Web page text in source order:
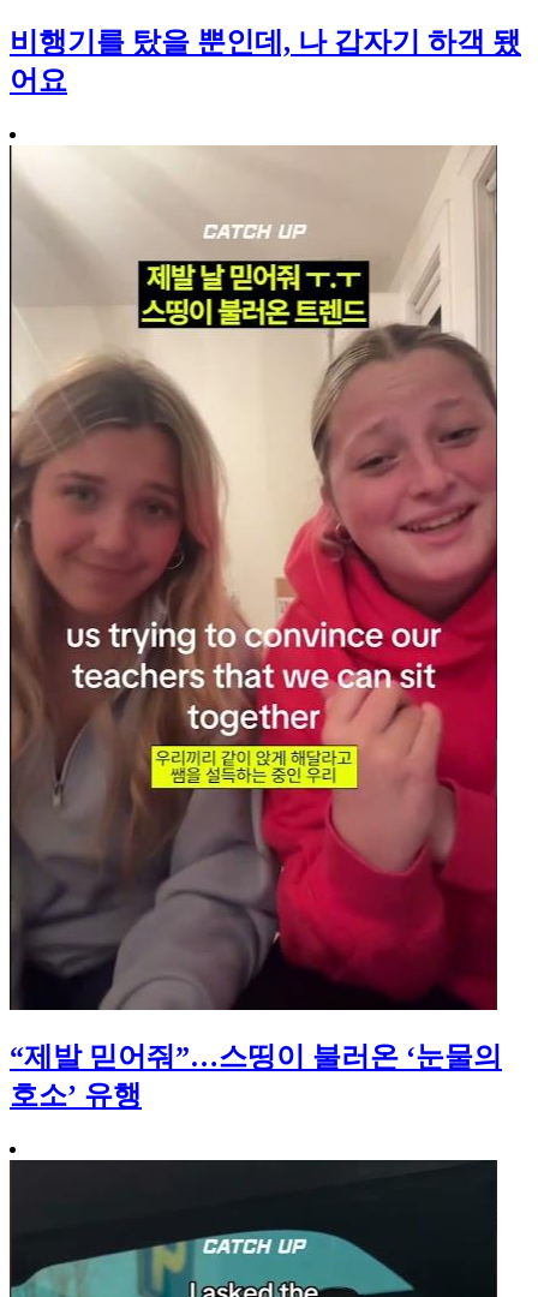
비행기를 탔을 뿐인데, 나 갑자기 하객 됐
어요
“제발 믿어줘”…스띵이 불러온 ‘눈물의
호소’ 유행